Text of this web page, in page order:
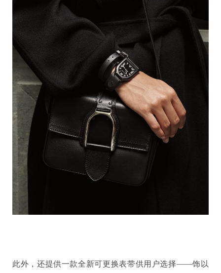
此外，还提供一款全新可更换表带供用户选择——饰以